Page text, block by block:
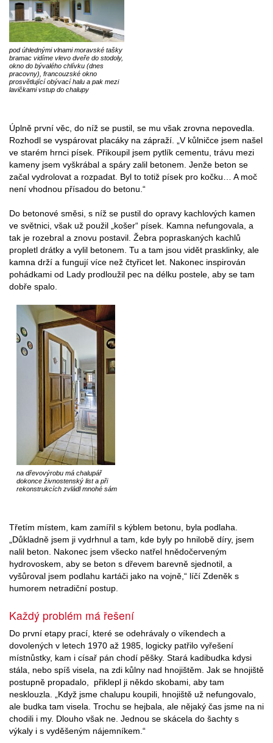
pod úhlednými vlnami moravské tašky
bramac vidíme vlevo dveře do stodoly,
okno do bývalého chlívku (dnes
pracovny), francouzské okno
prosvětlující obývací halu a pak mezi
lavičkami vstup do chalupy
Úplně první věc, do níž se pustil, se mu však zrovna nepovedla.
Rozhodl se vyspárovat placáky na zápraží. „V kůlničce jsem našel
ve starém hrnci písek. Přikoupil jsem pytlík cementu, trávu mezi
kameny jsem vyškrábal a spáry zalil betonem. Jenže beton se
začal vydrolovat a rozpadat. Byl to totiž písek pro kočku… A moč
není vhodnou přísadou do betonu.“
Do betonové směsi, s níž se pustil do opravy kachlových kamen
ve světnici, však už použil „košer“ písek. Kamna nefungovala, a
tak je rozebral a znovu postavil. Žebra popraskaných kachlů
propletl drátky a vylil betonem. Tu a tam jsou vidět prasklinky, ale
kamna drží a fungují více než čtyřicet let. Nakonec inspirován
pohádkami od Lady prodloužil pec na délku postele, aby se tam
dobře spalo.
na dřevovýrobu má chalupář
dokonce živnostenský list a při
rekonstrukcích zvládl mnohé sám
Třetím místem, kam zamířil s kýblem betonu, byla podlaha.
„Důkladně jsem ji vydrhnul a tam, kde byly po hnilobě díry, jsem
nalil beton. Nakonec jsem všecko natřel hnědočerveným
hydrovoskem, aby se beton s dřevem barevně sjednotil, a
vyšůroval jsem podlahu kartáči jako na vojně,“ líčí Zdeněk s
humorem netradiční postup.
Každý problém má řešení
Do první etapy prací, které se odehrávaly o víkendech a
dovolených v letech 1970 až 1985, logicky patřilo vyřešení
místnůstky, kam i císař pán chodí pěšky. Stará kadibudka kdysi
stála, nebo spíš visela, na zdi kůlny nad hnojištěm. Jak se hnojiště
postupně propadalo, přiklepl ji někdo skobami, aby tam
nesklouzla. „Když jsme chalupu koupili, hnojiště už nefungovalo,
ale budka tam visela. Trochu se hejbala, ale nějaký čas jsme na ni
chodili i my. Dlouho však ne. Jednou se skácela do šachty s
výkaly i s vyděšeným nájemníkem.“